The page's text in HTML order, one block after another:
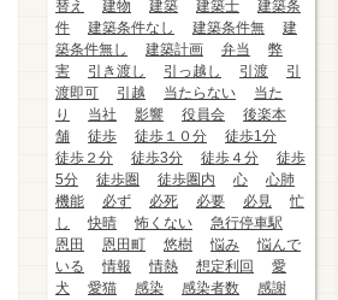
替え
建物 建築 建築士
建築条
件
建築条件なし 建築条件無
建
築条件無し
建築計画 弁当
弊
害
引き渡し 引っ越し 引渡
引
渡即可
引越 当たらない
当た
り
当社 影響 役員会
後楽本
舗
徒歩 徒歩１０分
徒歩1分
徒歩２分
徒歩3分 徒歩４分
徒歩
5分
徒歩圏 徒歩圏内 心
心肺
機能
必ず 必死 必要 必見
忙
し
快晴 怖くない
急行停車駅
恩田
恩田町 悠樹 悩み
悩んで
いる
情報 情熱 想定利回
愛
犬
愛猫 感染 感染者数
感謝